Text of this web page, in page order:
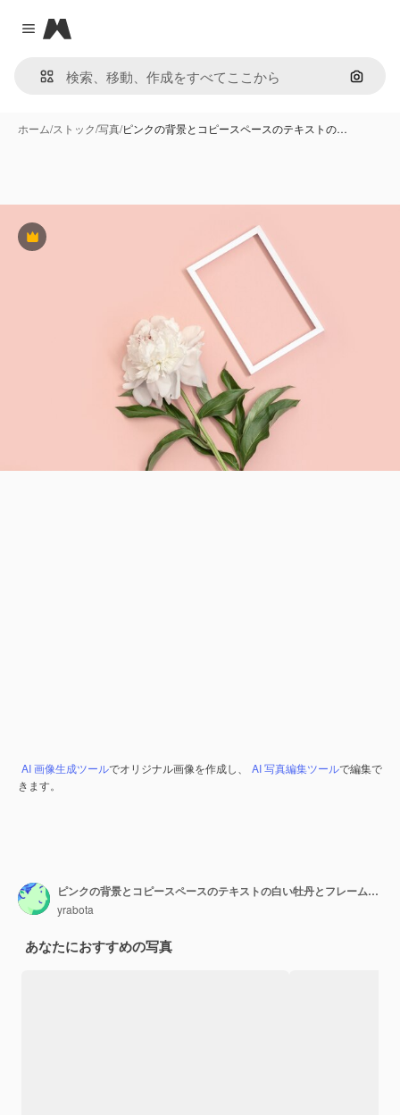
Close menu
Magnific
画像で
ホーム/ストック/写真/ピンクの背景とコピースペースのテキストの…
Premium
AI 画像生成ツールでオリジナル画像を作成し、 AI 写真編集ツールで編集で
きます。
ピンクの背景とコピースペースのテキストの白い牡丹とフレーム。招待状や休日の挨拶。
yrabota
あなたにおすすめの写真